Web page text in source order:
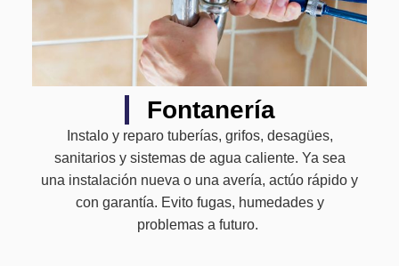
Fontanería
Instalo y reparo tuberías, grifos, desagües,
sanitarios y sistemas de agua caliente. Ya sea
una instalación nueva o una avería, actúo rápido y
con garantía. Evito fugas, humedades y
problemas a futuro.